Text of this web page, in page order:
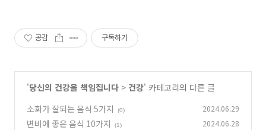
공감 구독하기
'당신의 건강을 책임집니다 > 건강' 카테고리의 다른 글
소화가 잘되는 음식 5가지
(0) 2024.06.29
변비에 좋은 음식 10가지 (1) 2024.06.28